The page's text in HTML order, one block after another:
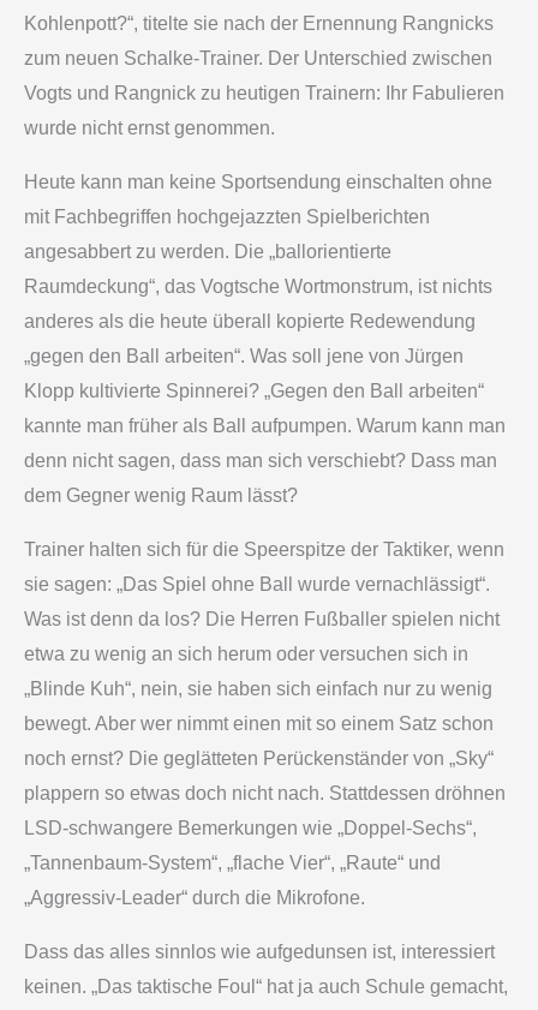
Kohlenpott?“, titelte sie nach der Ernennung Rangnicks
zum neuen Schalke-Trainer. Der Unterschied zwischen
Vogts und Rangnick zu heutigen Trainern: Ihr Fabulieren
wurde nicht ernst genommen.
Heute kann man keine Sportsendung einschalten ohne
mit Fachbegriffen hochgejazzten Spielberichten
angesabbert zu werden. Die „ballorientierte
Raumdeckung“, das Vogtsche Wortmonstrum, ist nichts
anderes als die heute überall kopierte Redewendung
„gegen den Ball arbeiten“. Was soll jene von Jürgen
Klopp kultivierte Spinnerei? „Gegen den Ball arbeiten“
kannte man früher als Ball aufpumpen. Warum kann man
denn nicht sagen, dass man sich verschiebt? Dass man
dem Gegner wenig Raum lässt?
Trainer halten sich für die Speerspitze der Taktiker, wenn
sie sagen: „Das Spiel ohne Ball wurde vernachlässigt“.
Was ist denn da los? Die Herren Fußballer spielen nicht
etwa zu wenig an sich herum oder versuchen sich in
„Blinde Kuh“, nein, sie haben sich einfach nur zu wenig
bewegt. Aber wer nimmt einen mit so einem Satz schon
noch ernst? Die geglätteten Perückenständer von „Sky“
plappern so etwas doch nicht nach. Stattdessen dröhnen
LSD-schwangere Bemerkungen wie „Doppel-Sechs“,
„Tannenbaum-System“, „flache Vier“, „Raute“ und
„Aggressiv-Leader“ durch die Mikrofone.
Dass das alles sinnlos wie aufgedunsen ist, interessiert
keinen. „Das taktische Foul“ hat ja auch Schule gemacht,